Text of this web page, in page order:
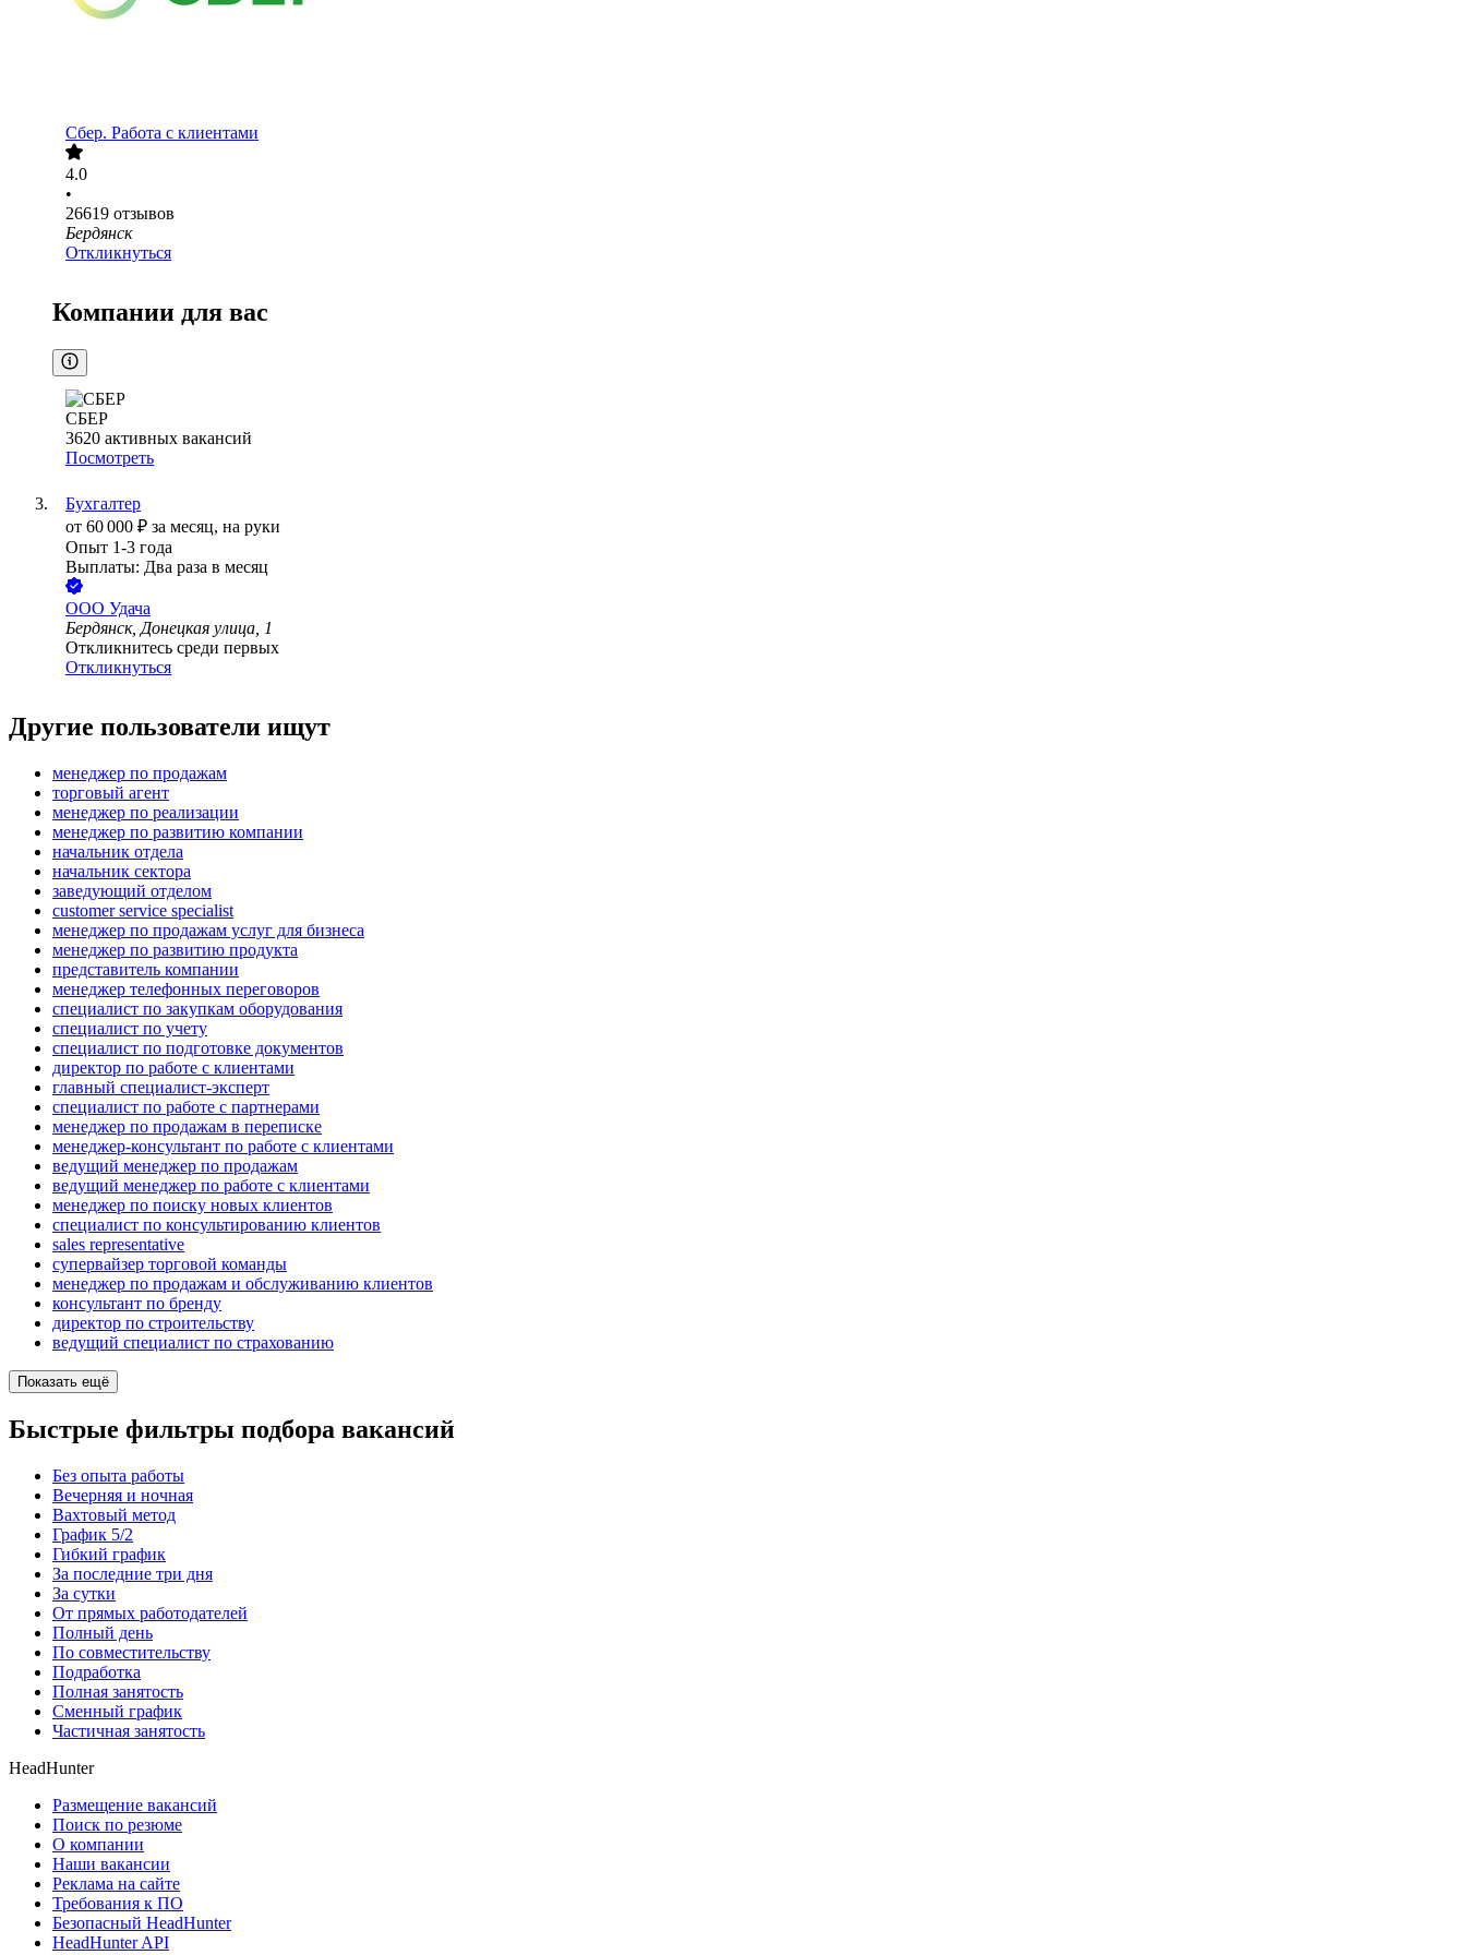
Сбер. Работа с клиентами
4.0
•
26619 отзывов
Бердянск
Откликнуться
Компании для вас
СБЕР
3620 активных вакансий
Посмотреть
Бухгалтер
от 60 000 ₽ за месяц, на руки
Опыт 1-3 года
Выплаты: Два раза в месяц
ООО Удача
Бердянск, Донецкая улица, 1
Откликнитесь среди первых
Откликнуться
Другие пользователи ищут
менеджер по продажам
торговый агент
менеджер по реализации
менеджер по развитию компании
начальник отдела
начальник сектора
заведующий отделом
customer service specialist
менеджер по продажам услуг для бизнеса
менеджер по развитию продукта
представитель компании
менеджер телефонных переговоров
специалист по закупкам оборудования
специалист по учету
специалист по подготовке документов
директор по работе с клиентами
главный специалист-эксперт
специалист по работе с партнерами
менеджер по продажам в переписке
менеджер-консультант по работе с клиентами
ведущий менеджер по продажам
ведущий менеджер по работе с клиентами
менеджер по поиску новых клиентов
специалист по консультированию клиентов
sales representative
супервайзер торговой команды
менеджер по продажам и обслуживанию клиентов
консультант по бренду
директор по строительству
ведущий специалист по страхованию
Показать ещё
Быстрые фильтры подбора вакансий
Без опыта работы
Вечерняя и ночная
Вахтовый метод
График 5/2
Гибкий график
За последние три дня
За сутки
От прямых работодателей
Полный день
По совместительству
Подработка
Полная занятость
Сменный график
Частичная занятость
HeadHunter
Размещение вакансий
Поиск по резюме
О компании
Наши вакансии
Реклама на сайте
Требования к ПО
Безопасный HeadHunter
HeadHunter API